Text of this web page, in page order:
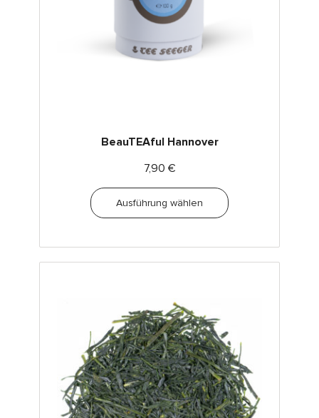
BeauTEAful Hannover
7,90 €
Ausführung wählen